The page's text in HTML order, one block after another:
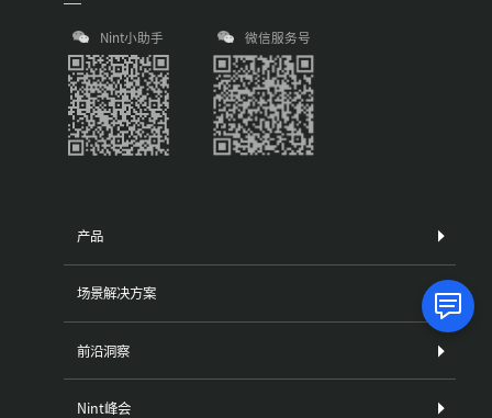
Nint小助手 微信服务号
产品
场景解决方案
前沿洞察
Nint峰会